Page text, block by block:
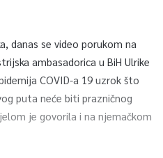
danas se video porukom na
ambasadorica u BiH Ulrike
COVID-a 19 uzrok što
puta neće biti prazničnog
je govorila i na njemačkom